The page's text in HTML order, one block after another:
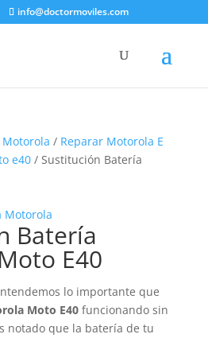
info@doctormoviles.com
Motorola / Reparar Motorola E
e40/ Sustitución Batería
Batería
E40
lo importante que
Moto E40funcionando sin
notado que la batería de tu